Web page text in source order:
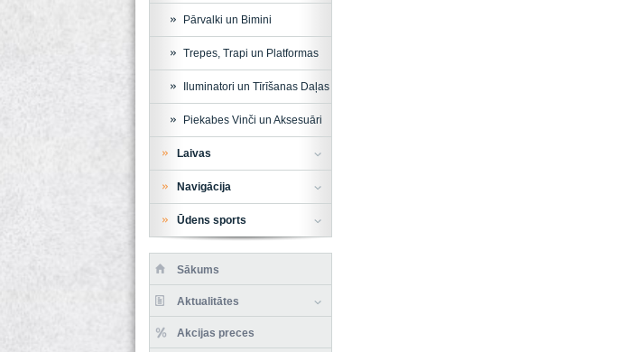
Pārvalki un Bimini
Trepes, Trapi un Platformas
Iluminatori un Tīrīšanas Daļas
Piekabes Vinči un Aksesuāri
Laivas
Navigācija
Ūdens sports
Sākums
Aktualitātes
Akcijas preces